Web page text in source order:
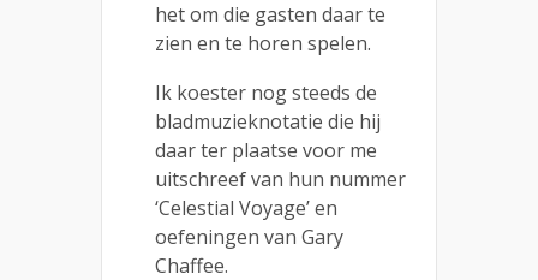
het om die gasten daar te
zien en te horen spelen.
Ik koester nog steeds de
bladmuzieknotatie die hij
daar ter plaatse voor me
uitschreef van hun nummer
‘Celestial Voyage’ en
oefeningen van Gary
Chaffee.